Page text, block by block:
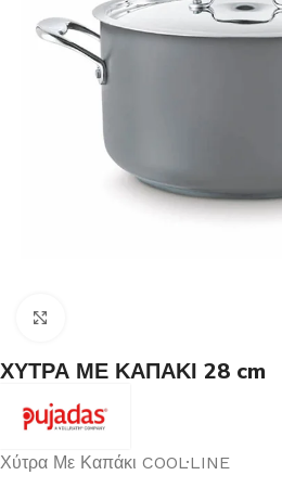
ΧΥΤΡΑ ΜΕ ΚΑΠΑΚΙ 28 cm
Χύτρα Με Καπάκι COOL·LINE